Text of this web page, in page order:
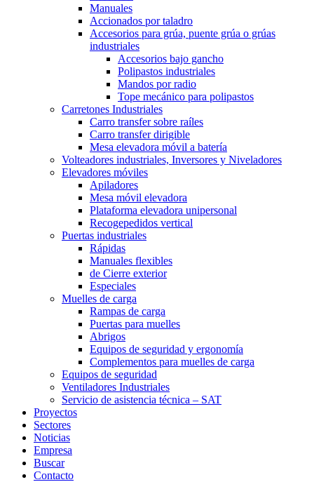
Manuales
Accionados por taladro
Accesorios para grúa, puente grúa o grúas
industriales
Accesorios bajo gancho
Polipastos industriales
Mandos por radio
Tope mecánico para polipastos
Carretones Industriales
Carro transfer sobre raíles
Carro transfer dirigible
Mesa elevadora móvil a batería
Volteadores industriales, Inversores y Niveladores
Elevadores móviles
Apiladores
Mesa móvil elevadora
Plataforma elevadora unipersonal
Recogepedidos vertical
Puertas industriales
Rápidas
Manuales flexibles
de Cierre exterior
Especiales
Muelles de carga
Rampas de carga
Puertas para muelles
Abrigos
Equipos de seguridad y ergonomía
Complementos para muelles de carga
Equipos de seguridad
Ventiladores Industriales
Servicio de asistencia técnica – SAT
Proyectos
Sectores
Noticias
Empresa
Buscar
Contacto